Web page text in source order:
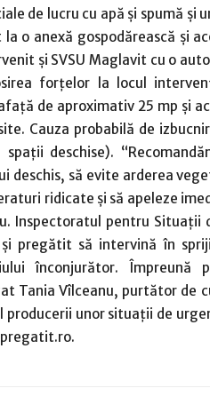
de lucru cu apă și spumă și
o anexă gospodărească și
și SVSU Maglavit cu o
forțelor la locul
de aproximativ 25 mp și
Cauza probabilă de
deschise).
să evite arderea
ridicate și să apeleze
Inspectoratul pentru Situații
pregătit să intervină în
înconjurător. Împreună
Tania Vîlceanu, purtător de
unor situații de